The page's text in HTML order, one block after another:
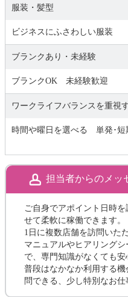
服装・髪型
ビジネスにふさわしい服装
ブランクあり・未経験
ブランクOK 未経験歓迎
ワークライフバランスを重視
時間や曜日を選べる 単発･短
担当者からのメッ
ご自身でアポイント日時
せて柔軟に稼働できます。
1日に複数店舗を訪問いた
マニュアルやヒアリング
で、専門知識がなくても安
普段はなかなか利用する
問できる、少し特別なお仕